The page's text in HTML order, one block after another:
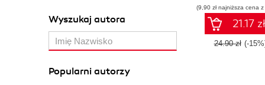
Wyszukaj autora
Popularni autorzy
(9,90 zł najniższa cena
21.17 zł
24.90 zł (-